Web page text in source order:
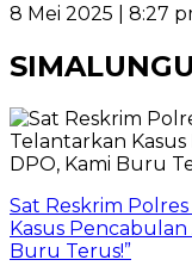
8 Mei 2025 | 8:27
Sat Reskrim
Kasus Pencabulan
Buru Terus!”